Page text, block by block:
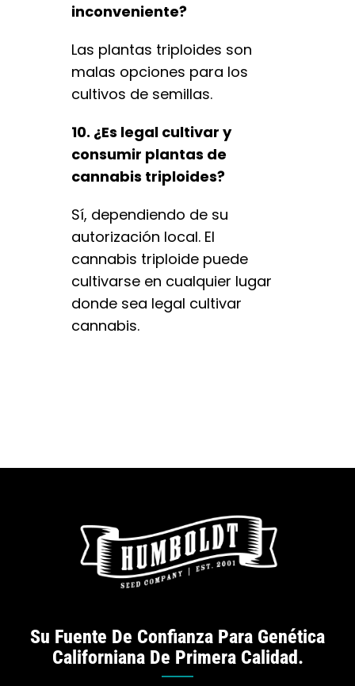
inconveniente?
Las plantas triploides son
malas opciones para los
cultivos de semillas.
10. ¿Es legal cultivar y
consumir plantas de
cannabis triploides?
Sí, dependiendo de su
autorización local. El
cannabis triploide puede
cultivarse en cualquier lugar
donde sea legal cultivar
cannabis.
Su Fuente De Confianza Para Genética
Californiana De Primera Calidad.